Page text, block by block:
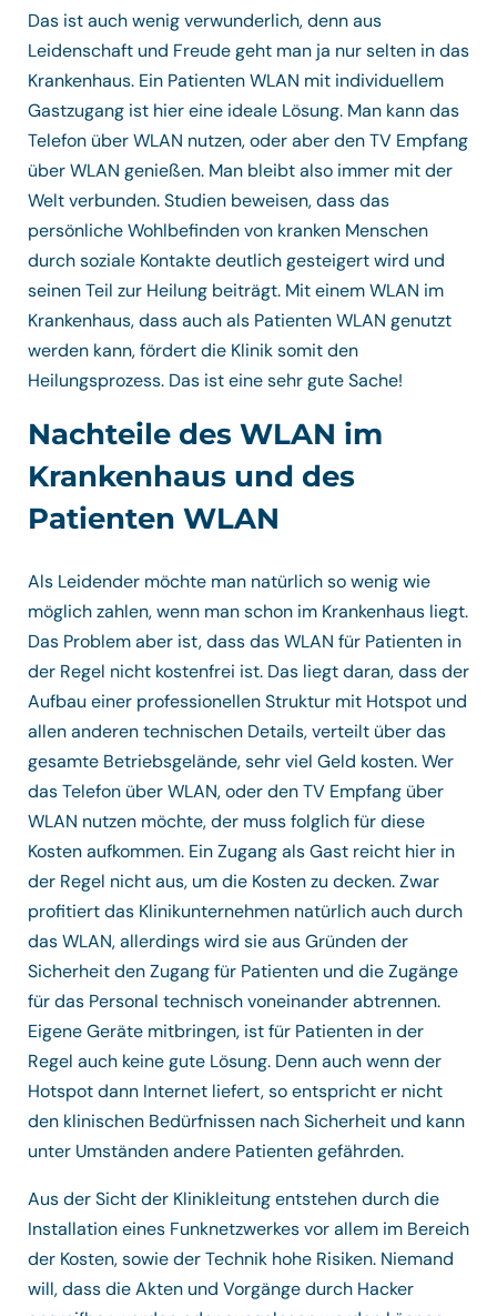
Das ist auch wenig verwunderlich, denn aus
Leidenschaft und Freude geht man ja nur selten in das
Krankenhaus. Ein Patienten WLAN mit individuellem
Gastzugang ist hier eine ideale Lösung. Man kann das
Telefon über WLAN nutzen, oder aber den TV Empfang
über WLAN genießen. Man bleibt also immer mit der
Welt verbunden. Studien beweisen, dass das
persönliche Wohlbefinden von kranken Menschen
durch soziale Kontakte deutlich gesteigert wird und
seinen Teil zur Heilung beiträgt. Mit einem WLAN im
Krankenhaus, dass auch als Patienten WLAN genutzt
werden kann, fördert die Klinik somit den
Heilungsprozess. Das ist eine sehr gute Sache!
Nachteile des WLAN im
Krankenhaus und des
Patienten WLAN
Als Leidender möchte man natürlich so wenig wie
möglich zahlen, wenn man schon im Krankenhaus liegt.
Das Problem aber ist, dass das WLAN für Patienten in
der Regel nicht kostenfrei ist. Das liegt daran, dass der
Aufbau einer professionellen Struktur mit Hotspot und
allen anderen technischen Details, verteilt über das
gesamte Betriebsgelände, sehr viel Geld kosten. Wer
das Telefon über WLAN, oder den TV Empfang über
WLAN nutzen möchte, der muss folglich für diese
Kosten aufkommen. Ein Zugang als Gast reicht hier in
der Regel nicht aus, um die Kosten zu decken. Zwar
profitiert das Klinikunternehmen natürlich auch durch
das WLAN, allerdings wird sie aus Gründen der
Sicherheit den Zugang für Patienten und die Zugänge
für das Personal technisch voneinander abtrennen.
Eigene Geräte mitbringen, ist für Patienten in der
Regel auch keine gute Lösung. Denn auch wenn der
Hotspot dann Internet liefert, so entspricht er nicht
den klinischen Bedürfnissen nach Sicherheit und kann
unter Umständen andere Patienten gefährden.
Aus der Sicht der Klinikleitung entstehen durch die
Installation eines Funknetzwerkes vor allem im Bereich
der Kosten, sowie der Technik hohe Risiken. Niemand
will, dass die Akten und Vorgänge durch Hacker